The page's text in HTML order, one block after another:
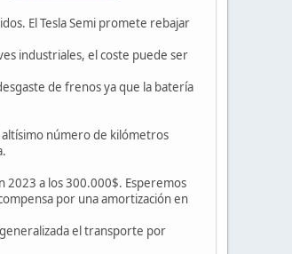
El Tesla Semi promete rebajar
industriales, el coste puede ser
de frenos ya que la batería
número de kilómetros
2023 a los 300.000$. Esperemos
por una amortización en
el transporte por